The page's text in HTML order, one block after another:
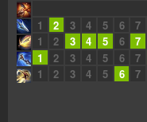
1
2 3 4 5 6 7
1
2 3 4 5 6 7
1
2 3 4 5 6 7
1
2 3 4 5 6 7